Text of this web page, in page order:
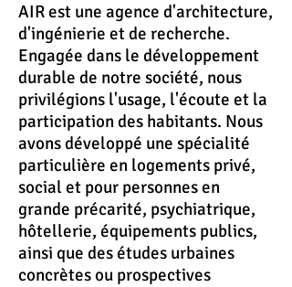
AIR est une agence d'architecture,
d'ingénierie et de recherche.
Engagée dans le développement
durable de notre société, nous
privilégions l'usage, l'écoute et la
participation des habitants. Nous
avons développé une spécialité
particulière en logements privé,
social et pour personnes en
grande précarité, psychiatrique,
hôtellerie, équipements publics,
ainsi que des études urbaines
concrètes ou prospectives